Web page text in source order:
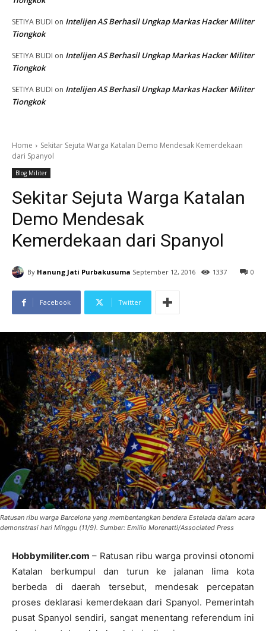
SETIYA BUDI on Intelijen AS Berhasil Ungkap Markas Hacker Militer
Tiongkok
SETIYA BUDI on Intelijen AS Berhasil Ungkap Markas Hacker Militer
Tiongkok
SETIYA BUDI on Intelijen AS Berhasil Ungkap Markas Hacker Militer
Tiongkok